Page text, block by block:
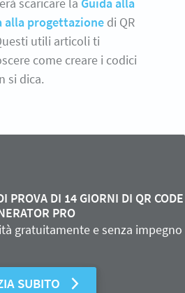
alla progettazione di QR
utili articoli ti
come creare i codici
si dica.
PROVA DI 14 GIORNI DI QR CODE
PRO
gratuitamente e senza impegno
SUBITO